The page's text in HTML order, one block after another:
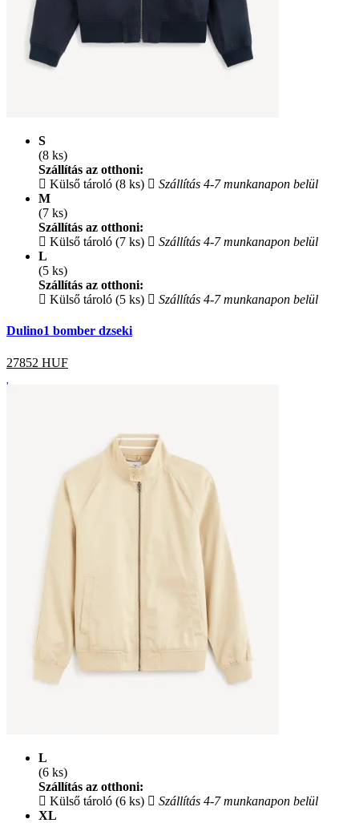
S
(8 ks)
Szállítás az otthoni:
Külső tároló (8 ks)
Szállítás 4-7 munkanapon belül
M
(7 ks)
Szállítás az otthoni:
Külső tároló (7 ks)
Szállítás 4-7 munkanapon belül
L
(5 ks)
Szállítás az otthoni:
Külső tároló (5 ks)
Szállítás 4-7 munkanapon belül
Dulino1 bomber dzseki
27852 HUF
L
(6 ks)
Szállítás az otthoni:
Külső tároló (6 ks)
Szállítás 4-7 munkanapon belül
XL